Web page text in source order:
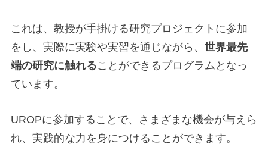
これは、教授が手掛ける研究プロジェクトに参加
をし、実際に実験や実習を通じながら、 世界最先
端の研究に触れることができるプログラムとなっ
ています。
UROPに参加することで、さまざまな機会が与えら
れ、実践的な力を身につけることができます。